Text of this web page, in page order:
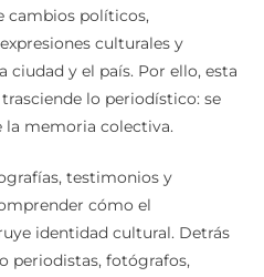
cambios políticos,
culturales y
ciudad y el país. Por ello, esta
lo periodístico: se
memoria colectiva.
testimonios y
cómo el
identidad cultural. Detrás
periodistas, fotógrafos,